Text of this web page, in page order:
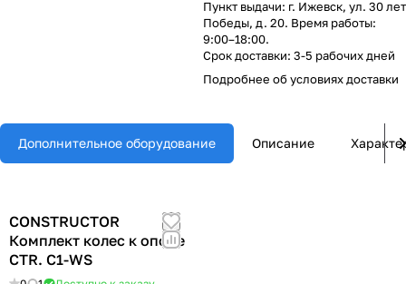
Пункт выдачи: г. Ижевск, ул. 30 лет
Победы, д. 20. Время работы:
9:00–18:00.
Срок доставки: 3-5 рабочих дней
Подробнее обусловиях доставки
Дополнительное оборудование Описание
CONSTRUCTOR
Комплект колес к опоре
CTR. C1-WS